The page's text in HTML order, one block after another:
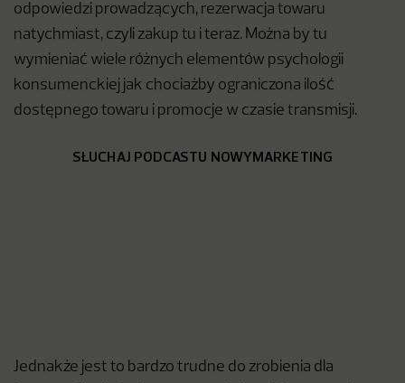
odpowiedzi prowadzących, rezerwacja towaru
natychmiast, czyli zakup tu i teraz. Można by tu
wymieniać wiele różnych elementów psychologii
konsumenckiej jak chociażby ograniczona ilość
dostępnego towaru i promocje w czasie transmisji.
SŁUCHAJ PODCASTU NOWYMARKETING
Jednakże jest to bardzo trudne do zrobienia dla